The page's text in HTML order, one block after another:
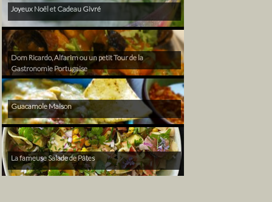
Joyeux Noël et Cadeau Givré
Dom Ricardo, Alfarim ou un petit Tour de la
Gastronomie Portugaise
Guacamole Maison
La fameuse Salade de Pâtes